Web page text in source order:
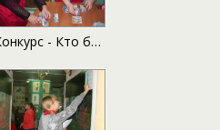
Конкурс - Кто быстрее